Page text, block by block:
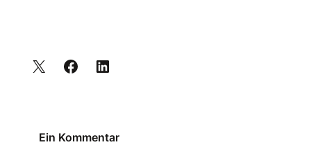
Ein Kommentar